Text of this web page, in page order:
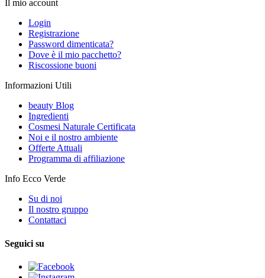
Il mio account
Login
Registrazione
Password dimenticata?
Dove è il mio pacchetto?
Riscossione buoni
Informazioni Utili
beauty Blog
Ingredienti
Cosmesi Naturale Certificata
Noi e il nostro ambiente
Offerte Attuali
Programma di affiliazione
Info Ecco Verde
Su di noi
Il nostro gruppo
Contattaci
Seguici su